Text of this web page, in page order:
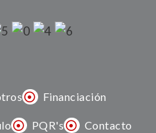
Financiación
PQR's Contacto